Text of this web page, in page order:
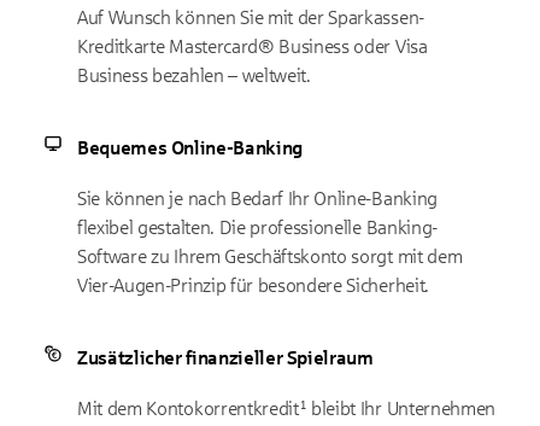
Auf Wunsch können Sie mit der Sparkassen-
Kreditkarte Mastercard® Business oder Visa
Business bezahlen – weltweit.
Bequemes Online-Banking
Sie können je nach Bedarf Ihr Online-Banking
flexibel gestalten. Die professionelle Banking-
Software zu Ihrem Geschäftskonto sorgt mit dem
Vier-Augen-Prinzip für besondere Sicherheit.
Zusätzlicher finanzieller Spielraum
Mit dem Kontokorrentkredit¹ bleibt Ihr Unternehmen